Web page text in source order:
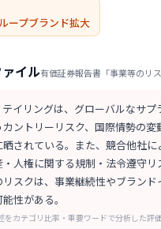
ープブランド拡大
イル有価証券報告書「事業等のリ
テイリングは、グローバルなサプ
ントリーリスク、国際情勢の変
されている。また、競合他社に
人権に関する規制・法令遵守リ
スクは、事業継続性やブランド
性がある。
をカテゴリ比率・重要ワードで分析した評価